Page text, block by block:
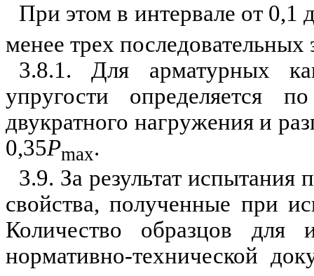
При этом в интервале от 0,1
менее трех
3.8.1. Для арматурных
упругости определяется
двукратного нагружения и
0,35Рmax.
3.9. За результат
свойства, полученные при
Количество образцов для
нормативно-технической